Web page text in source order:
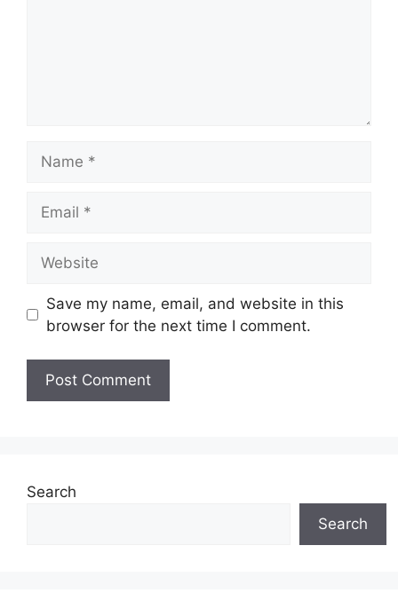
Save my name, email, and website in this
browser for the next time I comment.
Search
Search